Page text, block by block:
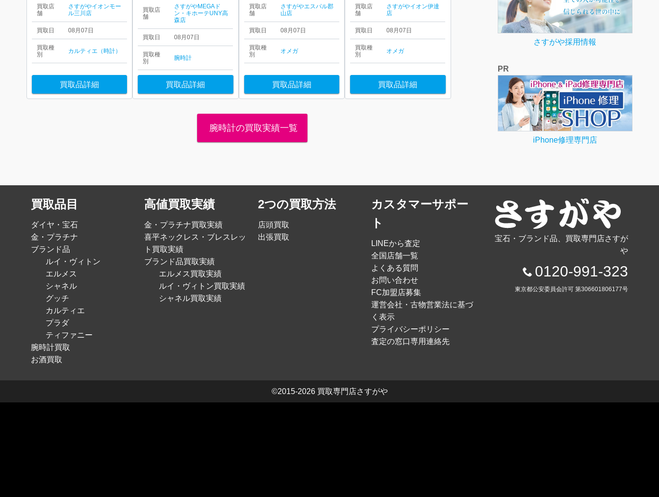
買取店
舗
さすがやイオンモー
ル三川店
買取日 08月07日
買取種
別
カルティエ（時計）
買取品詳細
買取店
舗
さすがやMEGAド
ン・キホーテUNY高
森店
買取日 08月07日
買取種
別
腕時計
買取品詳細
買取店
舗
さすがやエスパル郡
山店
買取日 08月07日
買取種
別
オメガ
買取品詳細
買取店
舗
さすがやイオン伊達
店
買取日 08月07日
買取種
別
オメガ
買取品詳細
腕時計の買取実績一覧
さすがや採用情報
PR
iPhone修理専門店
買取品目
ダイヤ・宝石
金・プラチナ
ブランド品
ルイ・ヴィトン
エルメス
シャネル
グッチ
カルティエ
プラダ
ティファニー
腕時計買取
お酒買取
高値買取実績
金・プラチナ買取実績
喜平ネックレス・ブレスレッ
ト買取実績
ブランド品買取実績
エルメス買取実績
ルイ・ヴィトン買取実績
シャネル買取実績
2つの買取方法
店頭買取
出張買取
カスタマーサポー
ト
LINEから査定
全国店舗一覧
よくある質問
お問い合わせ
FC加盟店募集
運営会社・古物営業法に基づ
く表示
プライバシーポリシー
査定の窓口専用連絡先
宝石・ブランド品、買取専門店さすが
や
0120-991-323
東京都公安委員会許可 第306601806177号
©2015-2026 買取専門店さすがや